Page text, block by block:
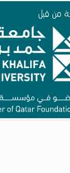
من قبل